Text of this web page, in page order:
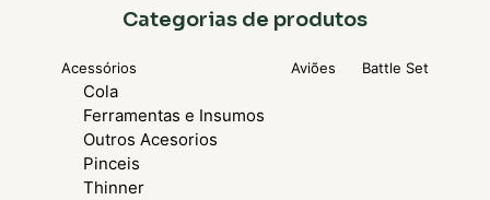
Categorias de produtos
Acessórios
Cola
Ferramentas e Insumos
Outros Acesorios
Pinceis
Thinner
Aviões Battle Set